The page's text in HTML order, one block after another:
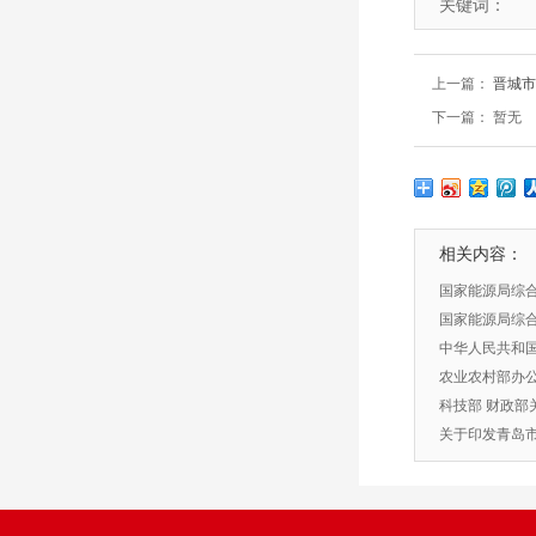
关键词：
上一篇： 晋城
下一篇： 暂无
相关内容：
国家能源局综
理和信用工作
国家能源局综
源局全面推行
意见的公告
中华人民共和
细则
农业农村部办
设规范十条的
科技部 财政部
引导基金创业
关于印发青岛